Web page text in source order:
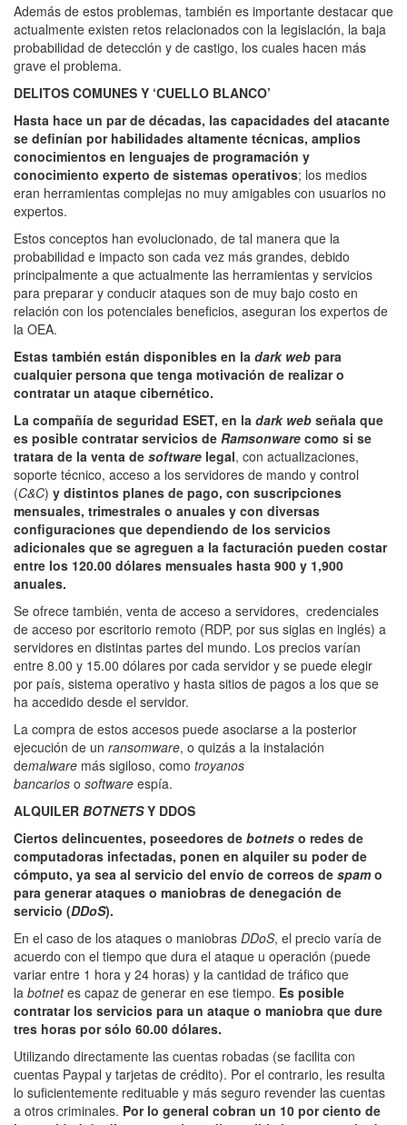
Además de estos problemas, también es importante destacar que
actualmente existen retos relacionados con la legislación, la baja
probabilidad de detección y de castigo, los cuales hacen más
grave el problema.
DELITOS COMUNES Y ‘CUELLO BLANCO’
Hasta hace un par de décadas, las capacidades del atacante
se definían por habilidades altamente técnicas, amplios
conocimientos en lenguajes de programación y
conocimiento experto de sistemas operativos; los medios
eran herramientas complejas no muy amigables con usuarios no
expertos.
Estos conceptos han evolucionado, de tal manera que la
probabilidad e impacto son cada vez más grandes, debido
principalmente a que actualmente las herramientas y servicios
para preparar y conducir ataques son de muy bajo costo en
relación con los potenciales beneficios, aseguran los expertos de
la OEA.
Estas también están disponibles en la dark web para
cualquier persona que tenga motivación de realizar o
contratar un ataque cibernético.
La compañía de seguridad ESET, en la dark web señala que
es posible contratar servicios de Ramsonware como si se
tratara de la venta de software legal, con actualizaciones,
soporte técnico, acceso a los servidores de mando y control
(C&C) y distintos planes de pago, con suscripciones
mensuales, trimestrales o anuales y con diversas
configuraciones que dependiendo de los servicios
adicionales que se agreguen a la facturación pueden costar
entre los 120.00 dólares mensuales hasta 900 y 1,900
anuales.
Se ofrece también, venta de acceso a servidores, credenciales
de acceso por escritorio remoto (RDP, por sus siglas en inglés) a
servidores en distintas partes del mundo. Los precios varían
entre 8.00 y 15.00 dólares por cada servidor y se puede elegir
por país, sistema operativo y hasta sitios de pagos a los que se
ha accedido desde el servidor.
La compra de estos accesos puede asociarse a la posterior
ejecución de un ransomware, o quizás a la instalación
demalware más sigiloso, como troyanos
bancarios o software espía.
ALQUILER BOTNETSY DDOS
Ciertos delincuentes, poseedores de botnets o redes de
computadoras infectadas, ponen en alquiler su poder de
cómputo, ya sea al servicio del envío de correos de spamo
para generar ataques o maniobras de denegación de
servicio (DDoS).
En el caso de los ataques o maniobras DDoS, el precio varía de
acuerdo con el tiempo que dura el ataque u operación (puede
variar entre 1 hora y 24 horas) y la cantidad de tráfico que
la botnetes capaz de generar en ese tiempo. Es posible
contratar los servicios para un ataque o maniobra que dure
tres horas por sólo 60.00 dólares.
Utilizando directamente las cuentas robadas (se facilita con
cuentas Paypal y tarjetas de crédito). Por el contrario, les resulta
lo suficientemente redituable y más seguro revender las cuentas
a otros criminales. Por lo general cobran un 10 por ciento de